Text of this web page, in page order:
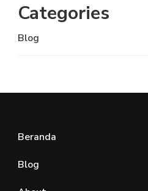
Categories
Blog
Beranda
Blog